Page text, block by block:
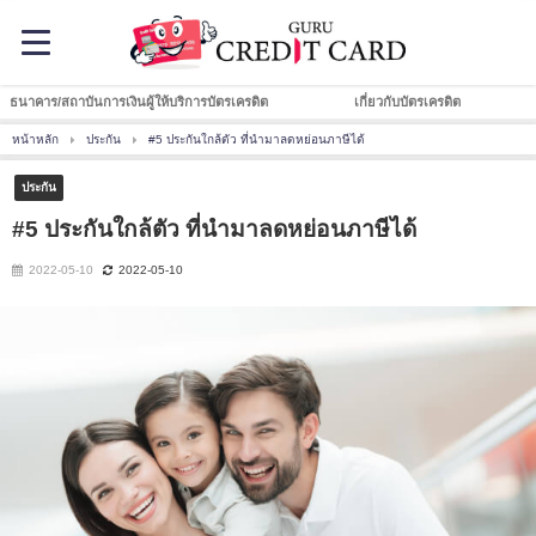
ธนาคาร/สถาบันการเงินผู้ให้บริการบัตรเครดิต เกี่ยวกับบัตรเครดิต
หน้าหลัก ประกัน #5 ประกันใกล้ตัว ที่นำมาลดหย่อนภาษีได้
ประกัน
#5 ประกันใกล้ตัว ที่นำมาลดหย่อนภาษีได้
2022-05-10 2022-05-10